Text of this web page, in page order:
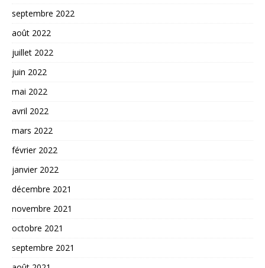
septembre 2022
août 2022
juillet 2022
juin 2022
mai 2022
avril 2022
mars 2022
février 2022
janvier 2022
décembre 2021
novembre 2021
octobre 2021
septembre 2021